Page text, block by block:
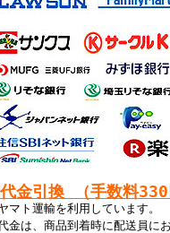
金引換 （手数料
マト運輸を利用しています。
金は、商品到着時に配送員に